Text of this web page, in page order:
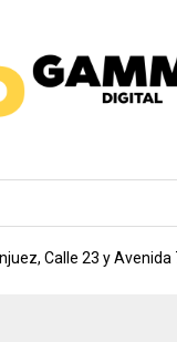
Calle 23 y Avenida